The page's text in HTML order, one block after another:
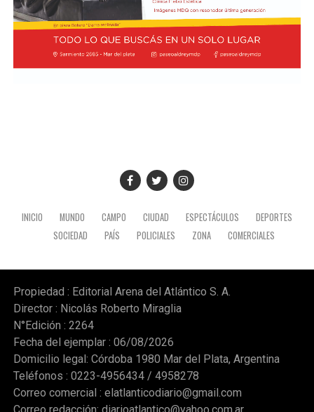
INICIO MUNDO CAMPO CIUDAD ESPECTÁCULOS
DEPORTES
SOCIEDAD
PAÍS POLICIALES ZONA COMERCIALES
Propiedad : Editorial Arena del Atlántico S. A.
Director : Nicolás Roberto Miraglia
N°Edición : 2264
Fecha del ejemplar : 06/08/2026
Domicilio legal: Córdoba 1980 Mar del Plata, Argentina
Teléfonos : 0223-4956434 / 4958278
Correo comercial : elatlanticodiario@gmail.com